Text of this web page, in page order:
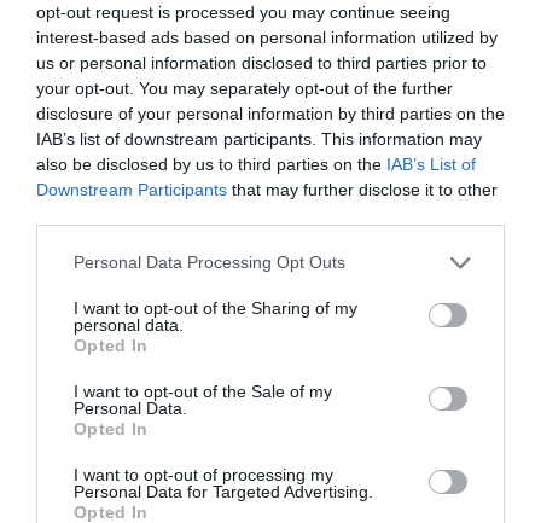
opt-out request is processed you may continue seeing
interest-based ads based on personal information utilized by
us or personal information disclosed to third parties prior to
your opt-out. You may separately opt-out of the further
disclosure of your personal information by third parties on the
IAB’s list of downstream participants. This information may
also be disclosed by us to third parties on the IAB’s List of
Downstream Participants that may further disclose it to other
Personal Data Processing Opt Outs
I want to opt-out of the Sharing of my
personal data.
Opted In
I want to opt-out of the Sale of my
Personal Data.
Opted In
I want to opt-out of processing my
Personal Data for Targeted Advertising.
Opted In